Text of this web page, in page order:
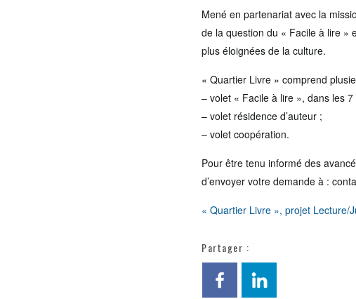
Mené en partenariat avec la
de la question du « Facile à lire »
plus éloignées de la culture.
« Quartier Livre » comprend
– volet « Facile à lire », dans les
– volet résidence d’auteur ;
– volet coopération.
Pour être tenu informé des
d’envoyer votre demande à :
« Quartier Livre », projet Lecture/
Partager :